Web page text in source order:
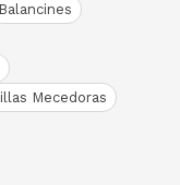
Balancines
Mecedoras